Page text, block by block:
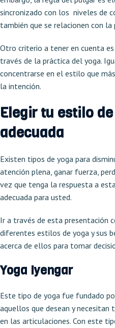
sincronizado con los niveles de
también que se relacionen con
Otro criterio a tener en cuenta
través de la práctica del yoga.
concentrarse en el estilo que
la intención.
Elegir tu estilo
adecuada
Existen tipos de yoga para
atención plena, ganar fuerza,
vez que tenga la respuesta a
adecuada para usted.
Ir a través de esta presentación
diferentes estilos de yoga y sus
acerca de ellos para tomar
Yoga Iyengar
Este tipo de yoga fue fundado
aquellos que desean y necesitan
en las articulaciones. Con este